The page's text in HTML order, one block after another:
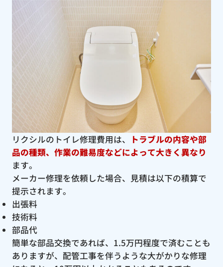
リクシルのトイレ修理費用は、
トラブルの内容や部
品の種類、作業の難易度などによって大きく異なり
ます。
メーカー修理を依頼した場合、見積は以下の積算で
提示されます。
出張料
技術料
部品代
簡単な部品交換であれば、1.5万円程度で済むことも
ありますが、配管工事を伴うような大がかりな修理